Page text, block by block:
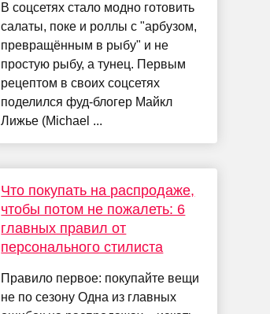
В соцсетях стало модно готовить
салаты, поке и роллы с "арбузом,
превращённым в рыбу" и не
простую рыбу, а тунец. Первым
рецептом в своих соцсетях
поделился фуд-блогер Майкл
Лижье (Michael ...
Что покупать на распродаже,
чтобы потом не пожалеть: 6
главных правил от
персонального стилиста
Правило первое: покупайте вещи
не по сезону Одна из главных